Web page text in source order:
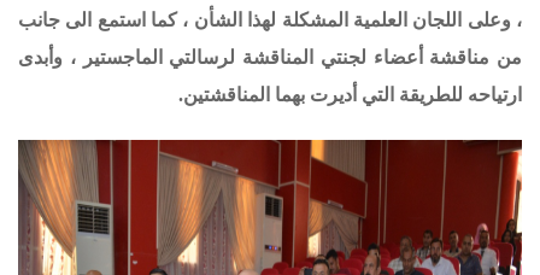
، وعلى اللجان العلمية المشكلة لهذا الشأن ، كما استمع الى جانب
من مناقشة أعضاء لجنتي المناقشة لرسالتي الماجستير ، وأبدى
ارتياحه للطريقة التي أديرت بهما المناقشتين.